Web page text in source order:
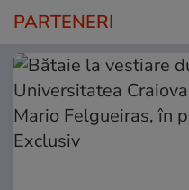
PARTENERI